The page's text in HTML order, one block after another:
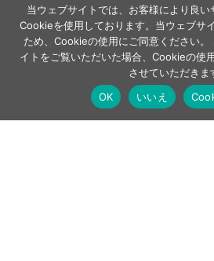
当ウェブサイトでは、お客様により良い
Cookieを使用しております。当ウェブサ
ため、Cookieの使用にご同意ください
イトをご覧いただいた場合、Cookieの使
させていただきま
OK
いいえ